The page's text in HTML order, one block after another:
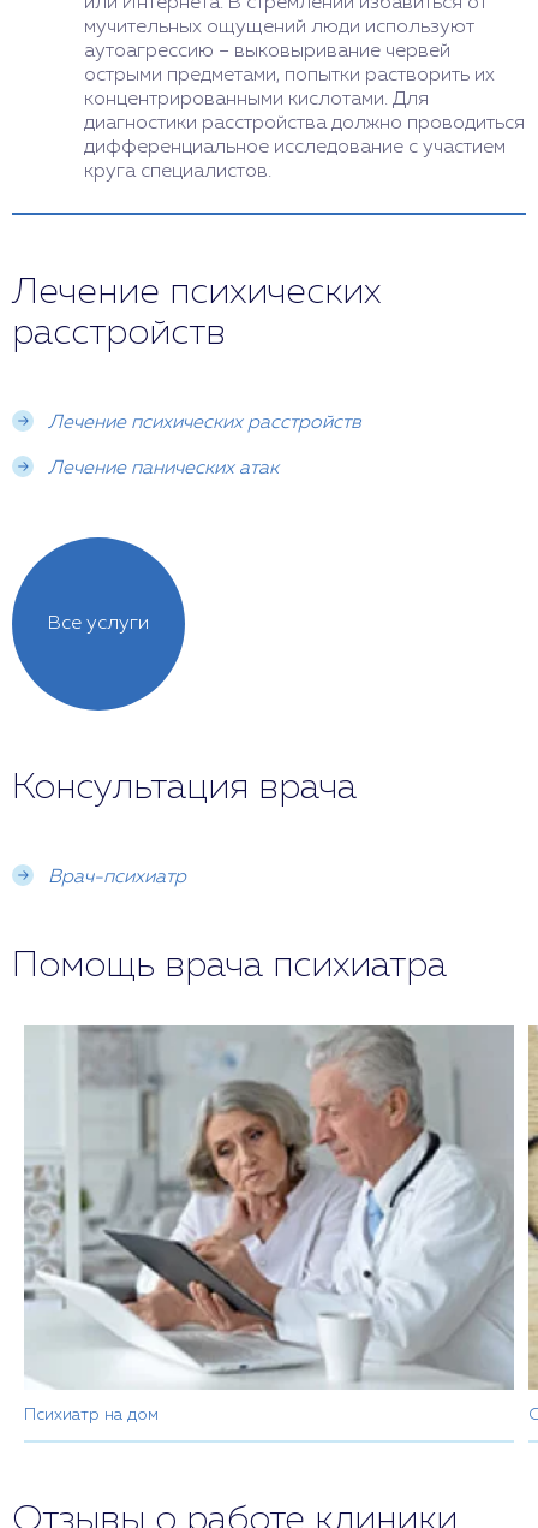
мучительных ощущений люди используют
аутоагрессию – выковыривание червей
острыми предметами, попытки растворить их
концентрированными кислотами. Для
диагностики расстройства должно проводиться
дифференциальное исследование с участием
круга специалистов.
Лечение психических
расстройств
Лечение психических расстройств
Лечение панических атак
Все услуги
Консультация врача
Врач-психиатр
Помощь врача психиатра
Психиатр на дом